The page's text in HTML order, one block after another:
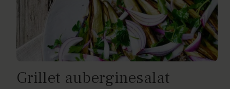
Grillet auberginesalat